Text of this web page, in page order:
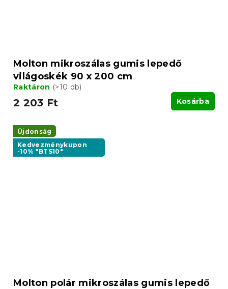
Molton mikroszálas gumis lepedő
világoskék 90 x 200 cm
Raktáron (>10 db)
2 203 Ft Kosárba
Újdonság
Kedvezménykupon
-10% "BTS10"
Molton polár mikroszálas gumis lepedő